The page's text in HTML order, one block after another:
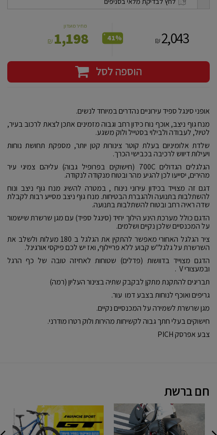
מחיר מועדון
1,198
₪ 2,043
₪
41%
*
הוספה לסל
אופני סינגל ספיד עירוניים נהדרים במיוחד לנשים.
מנח גוף ניצב, אוכף נוח כידון רחב וגבוה מזמינים אתכן לצאת לרכוב בעיר,
לטיול, לעבודה ולבילוי בסטייל ולוק משגע.
שלדת אלומיניום בעלת קוטר צינורות קטן יותר, מספקת תחושת נוחות
ויעילות דיווש לרכיבה בכבישי הכרך.
הגלגלים הגדולים 700C (חישוקים בפרופיל גבוה) עליהם צמיגי עיר
מהירים, יסייעו לכן להגיע מהר ובטוח מנקודה לנקודה.
דגם זה מצוייד בכידון עירוני נינוח , במטרה להשיג מנח גוף ניצב ונוח
להשתלבות בתנועה ולהגברת הבטיחות. מנח גוף ניצב מסייע רבות לקבלת
שדה ראיה רחב ובטוח להשתלבות בתנועה.
הדגם כולל מערכת הינע הילוך יחיד (סינגל ספיד) עם מגן שרשרת שישמור
על המכנסיים שלכן נקיים ושלמים.
ציר הגלגל האחורי מאפשר להתקין את הגלגל ב 180 מעלות ולשלב את
השרשרת על גלגל"ש קבוע ללא פריילוף, ואז יש לכם פיקסי אורגינל.
הדגם מצוייד בדוושות (פדלים) שטוחות לאחיזה טובה של כף הרגל
ובמעצורי V .
תבריגים להתקנת מתקן לבקבק שתיה בצינור העליון (רמה)
גריפים ואוכף לנוחות בצבע דמו עור.
מגן שרשרת לשמירה על המכנסיים נקיים.
חישוקים בעלי חתך גבוה לקשיחות מהירות ולוק רטרו מודרני.
צבע אפרסק PICH
חם ברשת
רציני
GT
AVALANCHE
SPORT